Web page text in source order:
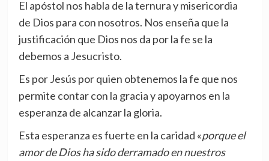
El apóstol nos habla de la ternura y misericordia
de Dios para con nosotros. Nos enseña que la
justificación que Dios nos da por la fe se la
debemos a Jesucristo.
Es por Jesús por quien obtenemos la fe que nos
permite contar con la gracia y apoyarnos en la
esperanza de alcanzar la gloria.
Esta esperanza es fuerte en la caridad «porque el
amor de Dios ha sido derramado en nuestros